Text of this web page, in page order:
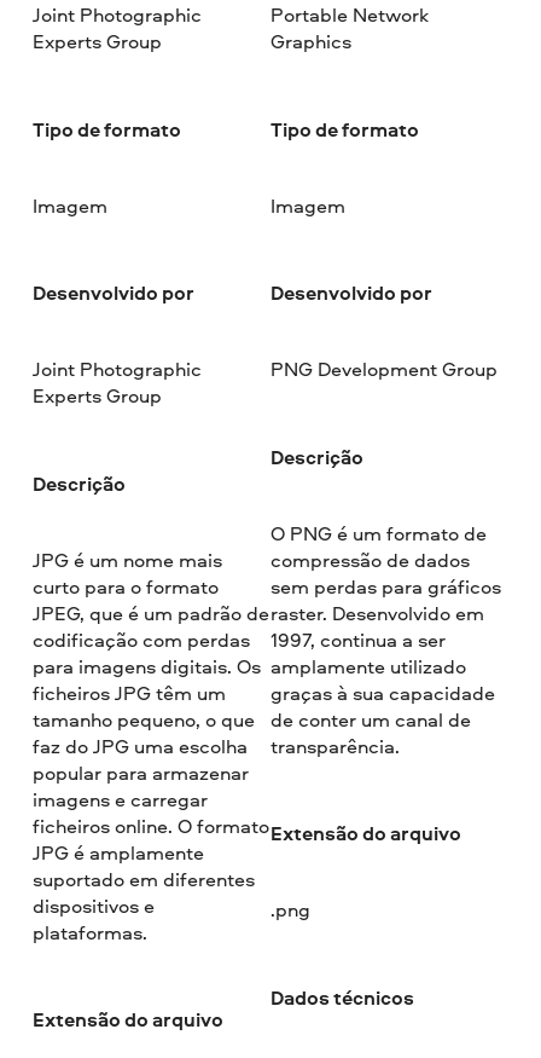
Joint Photographic
Experts Group
Tipo de formato
Imagem
Desenvolvido por
Joint Photographic
Experts Group
Descrição
JPG é um nome mais
curto para o formato
JPEG, que é um padrão de
codificação com perdas
para imagens digitais. Os
ficheiros JPG têm um
tamanho pequeno, o que
faz do JPG uma escolha
popular para armazenar
imagens e carregar
ficheiros online. O formato
JPG é amplamente
suportado em diferentes
dispositivos e
plataformas.
Extensão do arquivo
Portable Network
Graphics
Tipo de formato
Imagem
Desenvolvido por
PNG Development Group
Descrição
O PNG é um formato de
compressão de dados
sem perdas para gráficos
raster. Desenvolvido em
1997, continua a ser
amplamente utilizado
graças à sua capacidade
de conter um canal de
transparência.
Extensão do arquivo
.png
Dados técnicos